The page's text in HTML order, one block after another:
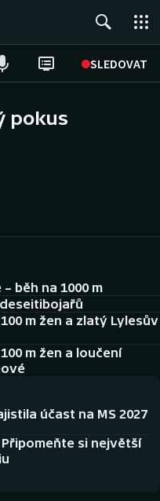
SLEDOVAT
pokus
běh na 1000 m
m žen a zlatý Lylesův
m žen a loučení
účast na MS 2027
si největší